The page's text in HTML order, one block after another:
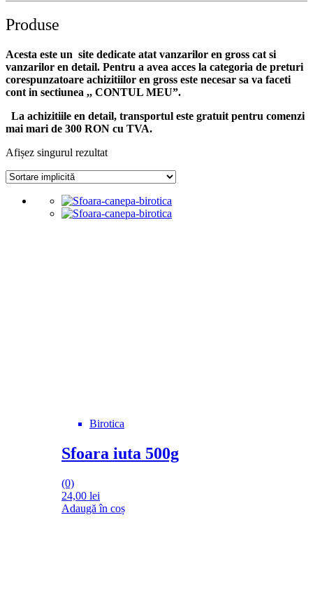
Produse
Acesta este un site dedicate atat vanzarilor en gross cat si
vanzarilor en detail. Pentru a avea acces la categoria de preturi
corespunzatoare achizitiilor en gross este necesar sa va faceti
cont in sectiunea ,, CONTUL MEU”.
La achizitiile en detail, transportul este gratuit pentru comenzi
mai mari de 300 RON cu TVA.
Afișez singurul rezultat
Birotica
Sfoara iuta 500g
(0)
24,00 lei
Adaugă în coș